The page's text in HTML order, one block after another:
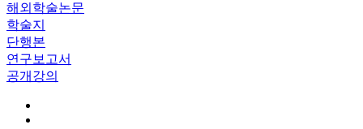
해외학술논문
학술지
단행본
연구보고서
공개강의